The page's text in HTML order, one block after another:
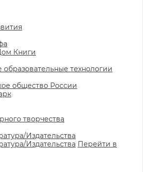
Книги
технологии
общество России
творчества
Издательства
Издательства Перейти в